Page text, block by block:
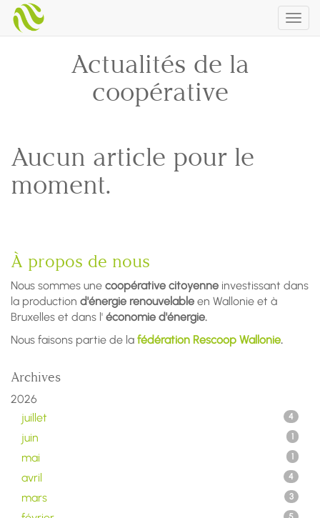
Actualités de la
coopérative
Aucun article pour le
moment.
À propos de nous
Nous sommes une coopérative citoyenne investissant dans
la production d'énergie renouvelable en Wallonie et à
Bruxelles et dans l' économie d'énergie.
Nous faisons partie de la fédération Rescoop Wallonie.
Archives
2026
juillet
4
juin 1
mai 1
avril 4
mars 3